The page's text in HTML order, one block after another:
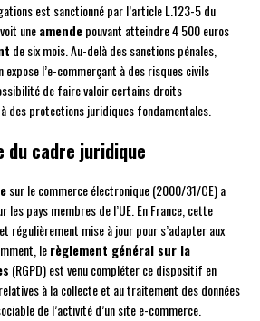
est sanctionné par l’article L.123-5 du
uneamendepouvant atteindre 4 500 euros
de six mois. Au-delà des sanctions pénales,
expose l’e-commerçant à des risques civils
de faire valoir certains droits
à des protections juridiques fondamentales.
du cadre juridique
sur le commerce électronique (2000/31/CE) a
les pays membres de l’UE. En France, cette
régulièrement mise à jour pour s’adapter aux
lerèglement général sur la
(RGPD) est venu compléter ce dispositif en
à la collecte et au traitement des données
de l’activité d’un site e-commerce.